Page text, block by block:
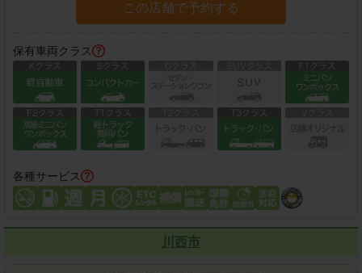
この店舗で予約する
保有車両クラス
各種サービス
川西市